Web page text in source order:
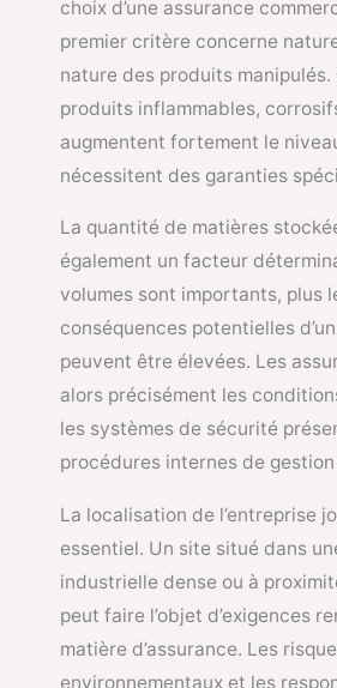
choix d’une assurance
premier critère concerne
nature des produits
produits inflammables,
augmentent fortement le
nécessitent des garanties
La quantité de matières
également un facteur
volumes sont importants, plus
conséquences potentielles
peuvent être élevées. Les
alors précisément les
les systèmes de sécurité
procédures internes de
La localisation de l’entreprise
essentiel. Un site situé dans
industrielle dense ou à
peut faire l’objet d’exigences
matière d’assurance. Les
environnementaux et les